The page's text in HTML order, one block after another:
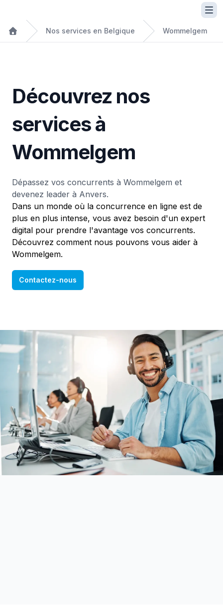
Nos services en Belgique Wommelgem
Découvrez nos
services à
Wommelgem
Dépassez vos concurrents à Wommelgem et
devenez leader à Anvers.
Dans un monde où la concurrence en ligne est de
plus en plus intense, vous avez besoin d'un expert
digital pour prendre l'avantage vos concurrents.
Découvrez comment nous pouvons vous aider à
Wommelgem.
Contactez-nous